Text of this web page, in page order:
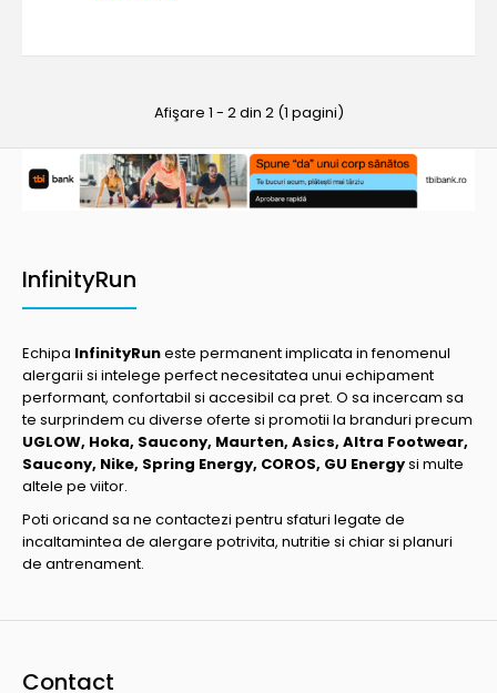
Afişare 1 - 2 din 2 (1 pagini)
InfinityRun
Echipa InfinityRuneste permanent implicata in fenomenul
alergarii si intelege perfect necesitatea unui echipament
performant, confortabil si accesibil ca pret. O sa incercam sa
te surprindem cu diverse oferte si promotii la branduri precum
UGLOW, Hoka, Saucony, Maurten, Asics, Altra Footwear,
Saucony, Nike, Spring Energy, COROS, GU Energysi multe
altele pe viitor.
Poti oricand sa ne contactezi pentru sfaturi legate de
incaltamintea de alergare potrivita, nutritie si chiar si planuri
de antrenament.
Contact